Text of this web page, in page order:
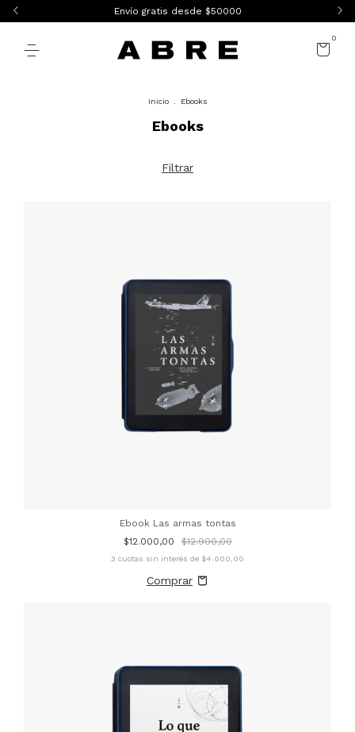
Envío gratis desde $50000
0
Inicio Ebooks
Ebooks
Filtrar
Ebook Las armas tontas
$12.000,00
$12.900,00
3 cuotas sin interés de $4.000,00